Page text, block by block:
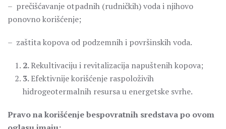
– prečišćavanje otpadnih (rudničkih) voda i njihovo
ponovno korišćenje;
– zaštita kopova od podzemnih i površinskih voda.
2.Rekultivaciju i revitalizacija napuštenih kopova;
3.Efektivnije korišćenje raspoloživih
hidrogeotermalnih resursa u energetske svrhe.
Pravo na korišćenje bespovratnih sredstava po ovom